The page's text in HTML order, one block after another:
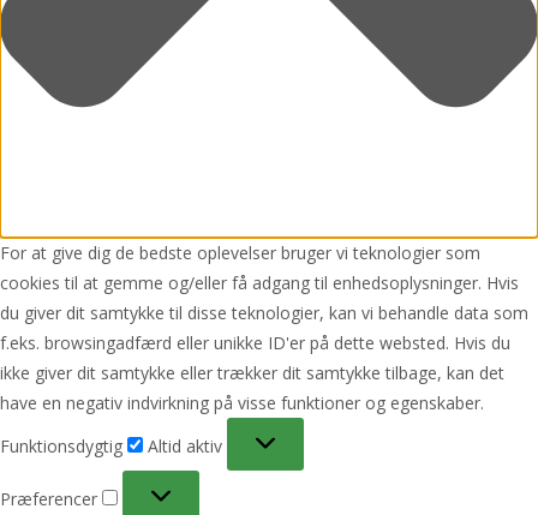
For at give dig de bedste oplevelser bruger vi teknologier som
cookies til at gemme og/eller få adgang til enhedsoplysninger. Hvis
du giver dit samtykke til disse teknologier, kan vi behandle data som
f.eks. browsingadfærd eller unikke ID'er på dette websted. Hvis du
ikke giver dit samtykke eller trækker dit samtykke tilbage, kan det
have en negativ indvirkning på visse funktioner og egenskaber.
Funktionsdygtig
Altid aktiv
Præferencer